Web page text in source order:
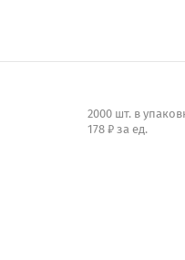
2000 шт. в
178 ₽ за ед.